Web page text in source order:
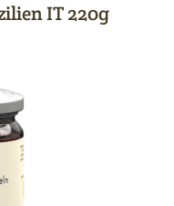
IT 220g